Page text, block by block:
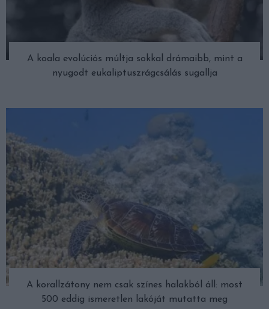
A koala evolúciós múltja sokkal drámaibb, mint a
nyugodt eukaliptuszrágcsálás sugallja
A korallzátony nem csak színes halakból áll: most
500 eddig ismeretlen lakóját mutatta meg